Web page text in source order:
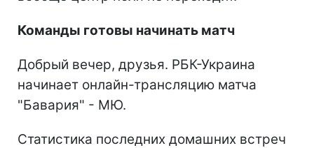
Команды готовы начинать матч
Добрый вечер, друзья. РБК-Украина
начинает онлайн-трансляцию матча
"Бавария" - МЮ.
Статистика последних домашних встреч